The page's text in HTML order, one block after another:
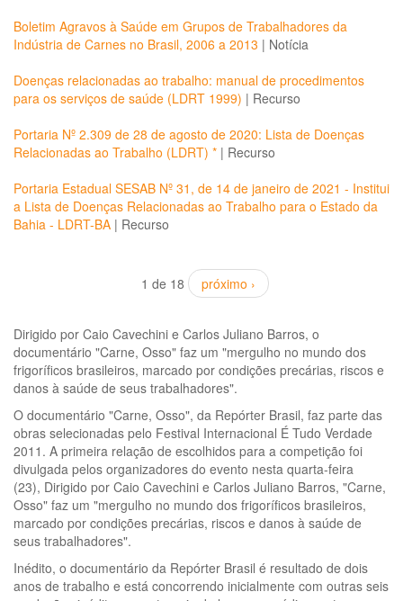
Boletim Agravos à Saúde em Grupos de Trabalhadores da
Indústria de Carnes no Brasil, 2006 a 2013 | Notícia
Doenças relacionadas ao trabalho: manual de procedimentos
para os serviços de saúde (LDRT 1999) | Recurso
Portaria Nº 2.309 de 28 de agosto de 2020: Lista de Doenças
Relacionadas ao Trabalho (LDRT) * | Recurso
Portaria Estadual SESAB Nº 31, de 14 de janeiro de 2021 - Institui
a Lista de Doenças Relacionadas ao Trabalho para o Estado da
Bahia - LDRT-BA | Recurso
1 de 18 próximo ›
Dirigido por Caio Cavechini e Carlos Juliano Barros, o
documentário "Carne, Osso" faz um "mergulho no mundo dos
frigoríficos brasileiros, marcado por condições precárias, riscos e
danos à saúde de seus trabalhadores".
O documentário "Carne, Osso", da Repórter Brasil, faz parte das
obras selecionadas pelo Festival Internacional É Tudo Verdade
2011. A primeira relação de escolhidos para a competição foi
divulgada pelos organizadores do evento nesta quarta-feira
(23), Dirigido por Caio Cavechini e Carlos Juliano Barros, "Carne,
Osso" faz um "mergulho no mundo dos frigoríficos brasileiros,
marcado por condições precárias, riscos e danos à saúde de
seus trabalhadores".
Inédito, o documentário da Repórter Brasil é resultado de dois
anos de trabalho e está concorrendo inicialmente com outras seis